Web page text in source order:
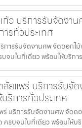
ก้ว บริการรับจัดงา
รทั่วประเทศ
การรับจัดงานศพ จัดดอกไม้
จบในที่เดียว พร้อมให้บริกา
ลัยแพร่ บริการรับจั
ริการทั่วประเทศ
ร่ บริการรับจัดงานศพ จัดด
ครบจบในที่เดียว พร้อมให้บ